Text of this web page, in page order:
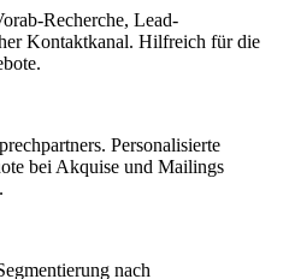
Recherche, Lead-
Kontaktkanal. Hilfreich für die
Personalisierte
bei Akquise und Mailings
nach